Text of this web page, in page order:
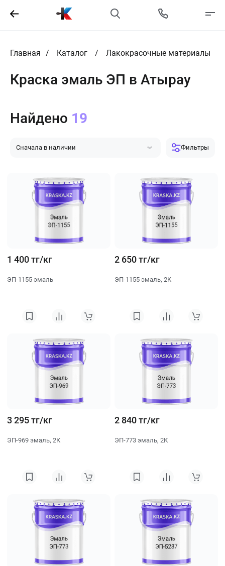
Главная Каталог Лакокрасочные материалы
Краска эмаль ЭП в Атырау
Сначала в наличии
Фильтры
Найдено 19
1 400 тг/кг
ЭП-1155 эмаль
2 650 тг/кг
ЭП-1155 эмаль, 2К
3 295 тг/кг
ЭП-969 эмаль, 2К
2 840 тг/кг
ЭП-773 эмаль, 2К